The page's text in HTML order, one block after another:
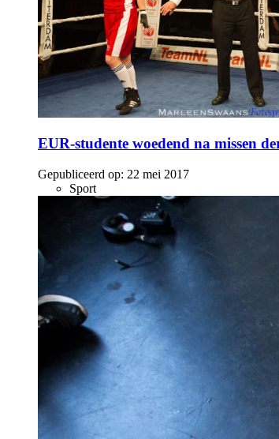
EUR-studente woedend na missen
Gepubliceerd op: 22 mei 2017
Sport